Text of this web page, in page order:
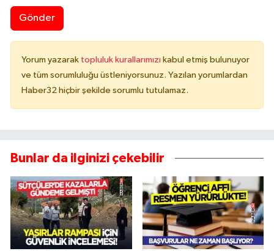
Gönder
Yorum yazarak topluluk kurallarımızı kabul etmiş bulunuyor
ve tüm sorumluluğu üstleniyorsunuz. Yazılan yorumlardan
Haber32 hiçbir şekilde sorumlu tutulamaz.
Bunlar da ilginizi çekebilir